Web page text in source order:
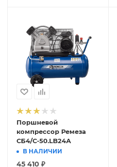
Поршневой
компрессор Ремеза
СБ4/С-50.LB24А
В НАЛИЧИИ
45 410 ₽